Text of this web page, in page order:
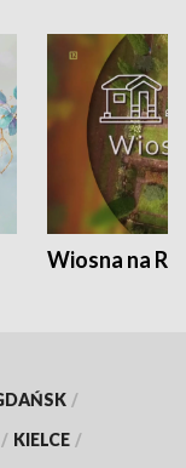
Wiosna na
/
/ KIELCE /